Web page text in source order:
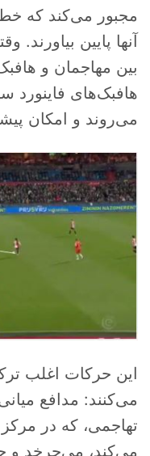
مجبور می‌کند که
آنها پایین بیاورند.
بین مهاجمان و
هافبک‌های
می‌روند و امکان
این حرکات اغلب
می‌کنند: مدافع
تهاجمی، که در
می‌کند، می‌چرخد و